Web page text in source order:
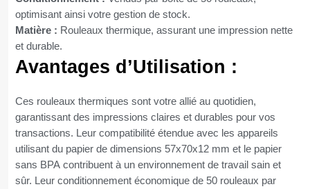
optimisant ainsi votre gestion de stock.
Matière : Rouleaux thermique, assurant une impression nette
et durable.
Avantages d’Utilisation :
Ces rouleaux thermiques sont votre allié au quotidien,
garantissant des impressions claires et durables pour vos
transactions. Leur compatibilité étendue avec les appareils
utilisant du papier de dimensions 57x70x12 mm et le papier
sans BPA contribuent à un environnement de travail sain et
sûr. Leur conditionnement économique de 50 rouleaux par